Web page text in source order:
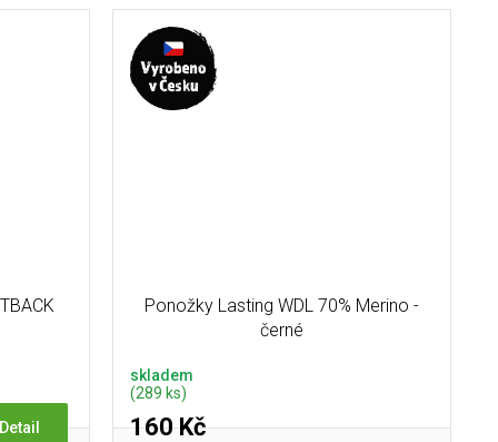
Detail
Ponožky Lasting WDL 70% Merino -
černé
skladem
(289 ks)
160 Kč